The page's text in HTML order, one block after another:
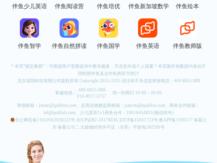
伴鱼少儿英语 伴鱼阅读营 伴鱼培优 伴鱼新加坡数学 伴鱼绘本
伴鱼智学 伴鱼自然拼读 伴鱼国学 伴鱼英语 伴鱼教师版
* 本页“固定教师”：可根据用户需要提供中教等服务，不含意外或个人因素 * 本页面所有数据均来自不
同时期伴鱼及合作机构官方统计
北京读我科技有限公司版权所有 Copyright 2015-2025 违法和不良信息举报电话： 400 6055 088
客服热线：
400-6055-088
010-8917-5757
周一到周日 10:00 ~ 20:00
举报邮箱： jubao@ipalfish.com 、反商业贿赂监察邮箱： jiancha@ipalfish.com 、商务合作邮箱：
bd@ipalfish.com 、少儿英语1v1商务合作：18618458831(微信同号)
京公网安备11010502038523号 京ICP证B2-20170036 京ICP备15041723号 教APP备1100117 备案公
示 备案公示二 出版物经营许可证（京零）字第海180296号